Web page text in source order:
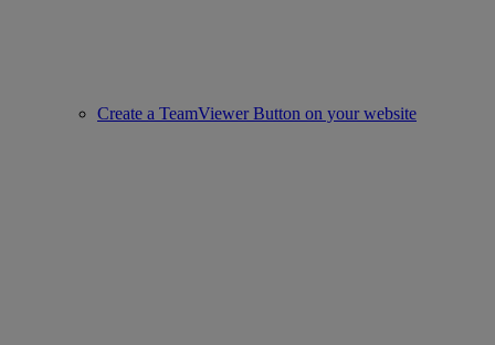
Create a TeamViewer Button on your website